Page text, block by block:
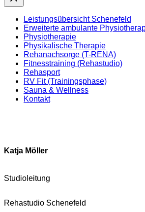
Leistungsübersicht Schenefeld
Erweiterte ambulante
Physiotherapie
Physikalische Therapie
Rehanachsorge (T-RENA)
Fitnesstraining (Rehastudio)
Rehasport
RV Fit (Trainingsphase)
Sauna & Wellness
Kontakt
Katja Möller
Studioleitung
Rehastudio Schenefeld